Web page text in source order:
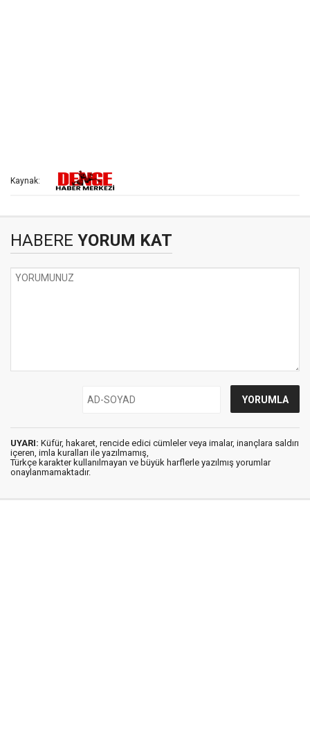
Kaynak:
HABERE YORUM KAT
UYARI: Küfür, hakaret, rencide edici cümleler veya imalar, inançlara saldırı
içeren, imla kuralları ile yazılmamış,
Türkçe karakter kullanılmayan ve büyük harflerle yazılmış yorumlar
onaylanmamaktadır.